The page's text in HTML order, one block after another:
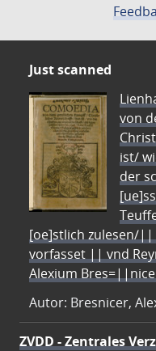
Just scanned
von
ist/
der
[oe]stlich zulesen/||
vorfasset || vnd
Alexium
Autor: Bresnicer,
ZVDD - Zentrales